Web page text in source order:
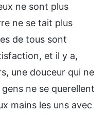
ne sont plus
ne se tait plus
de tous sont
et il y a,
une douceur qui ne
ne se querellent
mains les uns avec